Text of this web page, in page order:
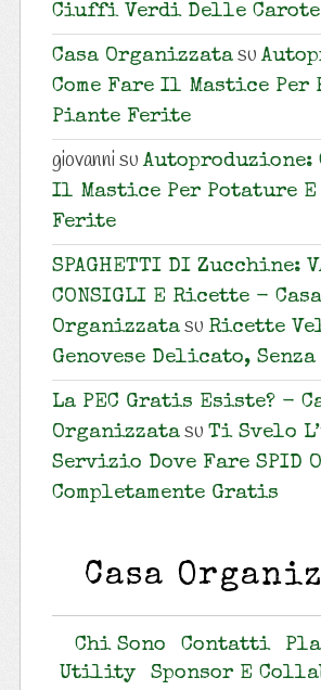
Ciuffi Verdi Delle Carote
Casa Organizzatasu
Come Fare Il Mastice Per
Piante Ferite
giovannisuAutoproduzione:
Il Mastice Per Potature
Ferite
SPAGHETTI DI Zucchine:
CONSIGLI E Ricette - Casa
Organizzatasu Ricette
Genovese Delicato,
La PEC Gratis Esiste? -
Organizzatasu Ti Svelo
Servizio Dove Fare SPID
Completamente Gratis
Casa
Chi Sono Contatti
Utility
Sponsor E